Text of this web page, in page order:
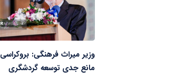
وزیر میراث فرهنگی: بروکراسی
مانع جدی توسعه گردشگری